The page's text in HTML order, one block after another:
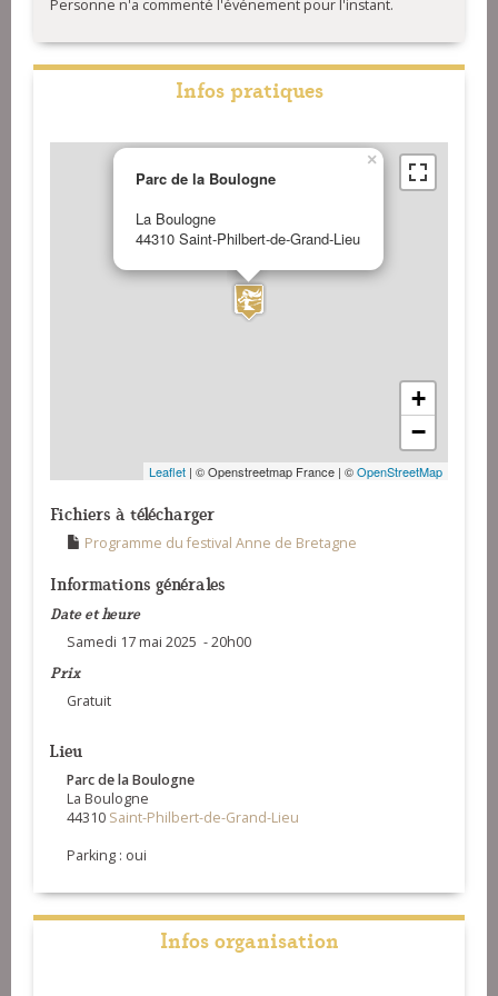
Personne n'a commenté l'événement pour l'instant.
Infos pratiques
Parc de la Boulogne
La Boulogne
44310 Saint-Philbert-de-Grand-Lieu
×
+
−
Leaflet | © Openstreetmap France | ©OpenStreetMap
Fichiers à télécharger
Programme du festival Anne de Bretagne
Informations générales
Date et heure
Samedi 17 mai 2025 - 20h00
Prix
Gratuit
Lieu
Parc de la Boulogne
La Boulogne
44310 Saint-Philbert-de-Grand-Lieu
Parking : oui
Infos organisation